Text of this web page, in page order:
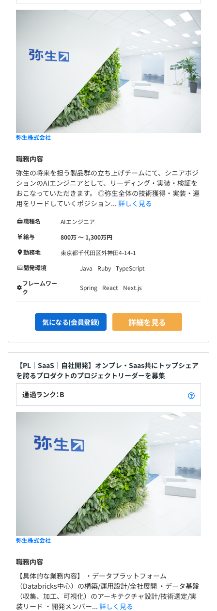
弥生株式会社
職務内容
弥生の将来を担う製品群の立ち上げチームにて、シニアポジ
ションのAIエンジニアとして、リーディング・実装・検証を
おこなっていただきます。 ◎弥生全体の技術獲得・実装・運
用をリードしていくポジション... 詳しく見る
職種名
AIエンジニア
給与
800万 〜 1,300万円
勤務地
東京都千代田区外神田4-14-1
開発環境
Java Ruby TypeScript
フレームワー
ク
Spring React Next.js
気になる(会員登録) 詳細を見る
【PL｜SaaS｜自社開発】オンプレ・Saas共にトップシェア
を誇るプロダクトのプロジェクトリーダーを募集
通過ランク：B
弥生株式会社
職務内容
【具体的な業務内容】 ・データプラットフォーム
（Databricks中心）の構築/運用設計/全社展開 ・データ基盤
（収集、加工、可視化）のアーキテクチャ設計/技術選定/実
装リード ・開発メンバー... 詳しく見る